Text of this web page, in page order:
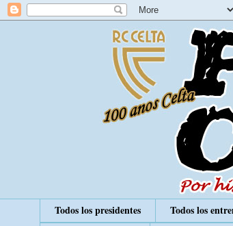
Todos los presidentes Todos los